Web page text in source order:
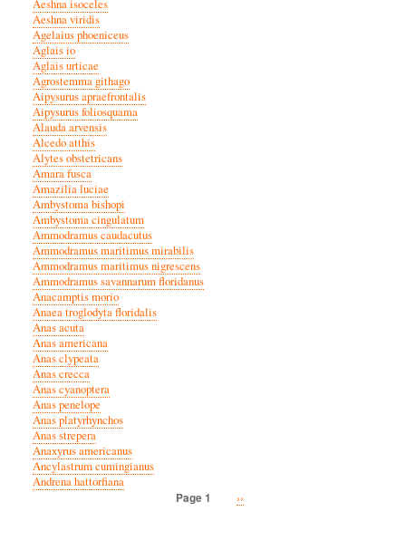
Aeshna isoceles
Aeshna viridis
Agelaius phoeniceus
Aglais io
Aglais urticae
Agrostemma githago
Aipysurus apraefrontalis
Aipysurus foliosquama
Alauda arvensis
Alcedo atthis
Alytes obstetricans
Amara fusca
Amazilia luciae
Ambystoma bishopi
Ambystoma cingulatum
Ammodramus caudacutus
Ammodramus maritimus mirabilis
Ammodramus maritimus nigrescens
Ammodramus savannarum floridanus
Anacamptis morio
Anaea troglodyta floridalis
Anas acuta
Anas americana
Anas clypeata
Anas crecca
Anas cyanoptera
Anas penelope
Anas platyrhynchos
Anas strepera
Anaxyrus americanus
Ancylastrum cumingianus
Andrena hattorfiana
Page 1
Next
››